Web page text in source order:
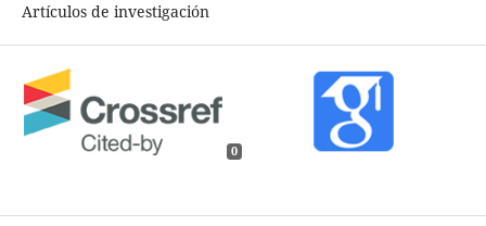
Artículos de investigación
0